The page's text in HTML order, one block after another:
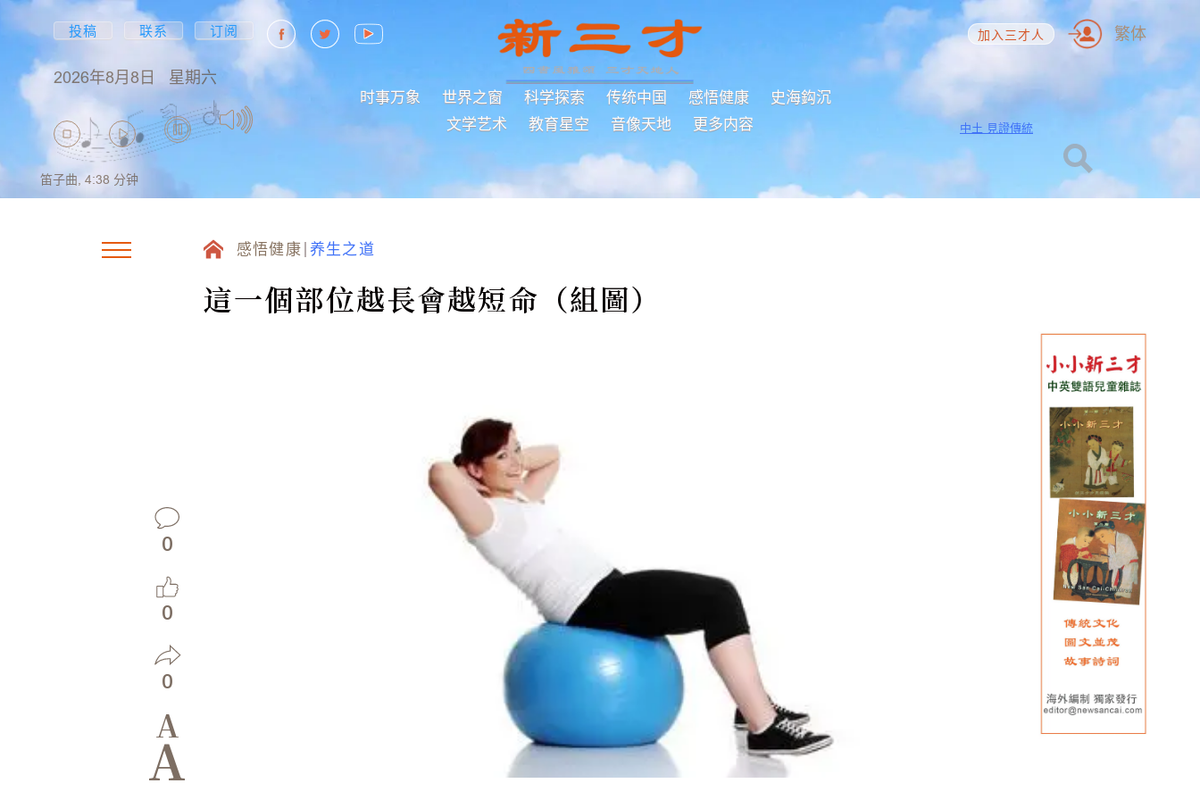
投稿 联系 订阅
2026年8月8日 星期六
时事万象 世界之窗 科学探索 传统中国 感悟健康
史海鈎沉
文学艺术
教育星空 音像天地 更多内容
加入三才人 繁体
中土 見證傳統
笛子曲, 4:38 分钟
感悟健康 养生之道
這一個部位越長會越短命（組圖）
0
0
0
A
A